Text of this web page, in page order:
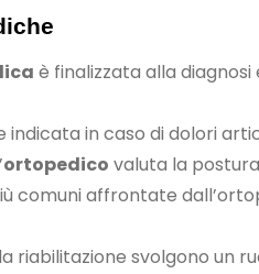
è finalizzata alla
indicata in caso di dolori
ortopedico valuta la
comuni affrontate
riabilitazione svolgono un